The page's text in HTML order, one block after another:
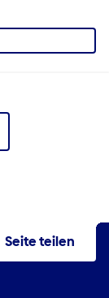
Seite teilen